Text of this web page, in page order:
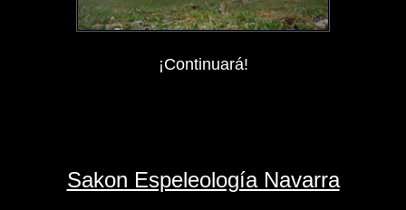
¡Continuará!
Sakon Espeleología Navarra